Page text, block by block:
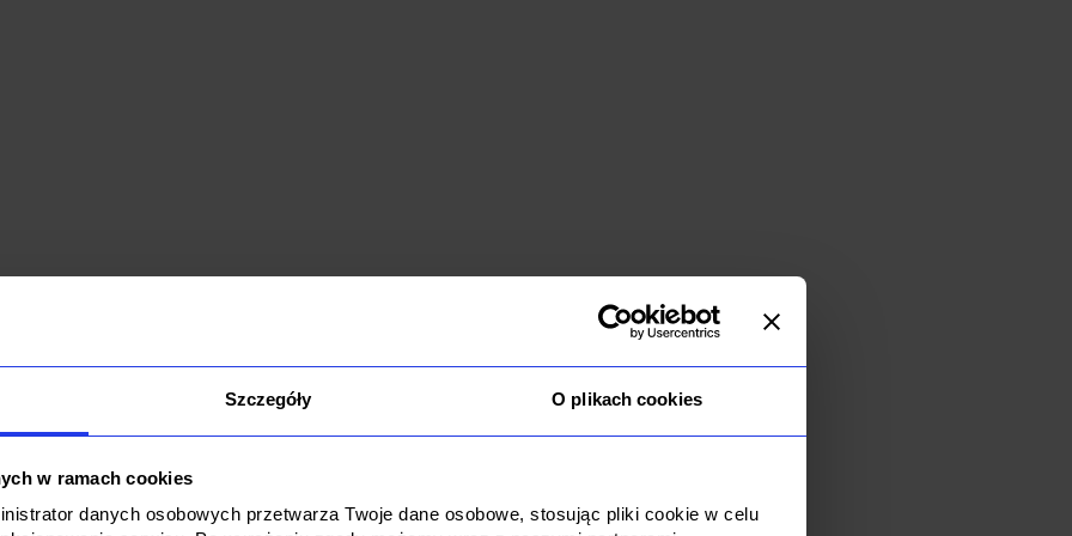
Szczegóły O plikach cookies
w ramach cookies
danych osobowych przetwarza Twoje dane osobowe, stosując pliki cookie w celu
klient zyskał dostęp do wykwalifikowanych ekspertów IT, którzy z
operacyjne
i rozbudowano rozwiązania SharePoint i Power Platform, co zwiększyło
infrastrukturą AVD, zapewniając bezpieczny i skalowalny dostęp do
końcowych